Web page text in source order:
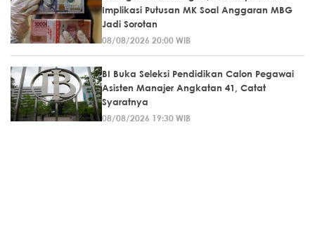
Implikasi Putusan MK Soal Anggaran MBG
Jadi Sorotan
08/08/2026 20:00 WIB
BI Buka Seleksi Pendidikan Calon Pegawai
Asisten Manajer Angkatan 41, Catat
Syaratnya
08/08/2026 19:30 WIB